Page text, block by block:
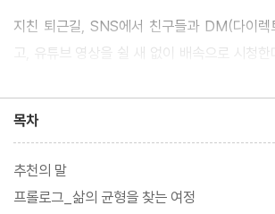
지친 퇴근길, SNS에서 친구들과 DM(다이렉
고, 유튜브 영상을 쉴 새 없이 배속으로 시청
에 미리 배달 음식을 시켜 놓고, 광고에 이끌려
누워서 “5분만” 숏폼을 보려다가 어느새 새벽
내일은 이러지 말아야지 다짐하지만 그대로다
절여진 삶이다.
목차
추천의 말
프롤로그_삶의 균형을 찾는 여정